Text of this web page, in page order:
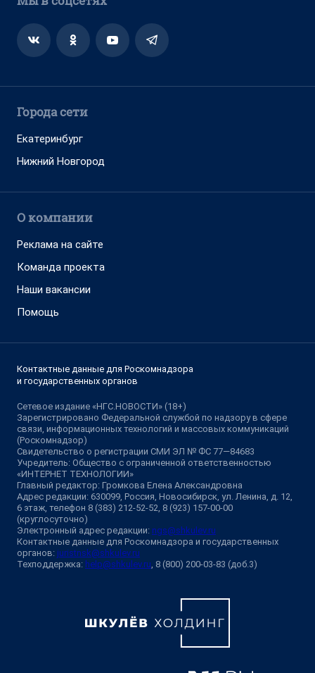
Города сети
Екатеринбург
Нижний Новгород
О компании
Реклама на сайте
Команда проекта
Наши вакансии
Помощь
Контактные данные для Роскомнадзора
и государственных органов
Сетевое издание «НГС.НОВОСТИ» (18+)
Зарегистрировано Федеральной службой по надзору в сфере
связи, информационных технологий и массовых коммуникаций
(Роскомнадзор)
Свидетельство о регистрации СМИ ЭЛ № ФС 77—84683
Учредитель: Общество с ограниченной ответственностью
«ИНТЕРНЕТ ТЕХНОЛОГИИ»
Главный редактор: Громкова Елена Александровна
Адрес редакции: 630099, Россия, Новосибирск, ул. Ленина, д. 12,
6 этаж, телефон 8 (383) 212-52-52, 8 (923) 157-00-00
(круглосуточно)
Электронный адрес редакции: ngs@shkulev.ru
Контактные данные для Роскомнадзора и государственных
органов: juristnsk@shkulev.ru
Техподдержка: help@shkulev.ru, 8 (800) 200-03-83 (доб.3)